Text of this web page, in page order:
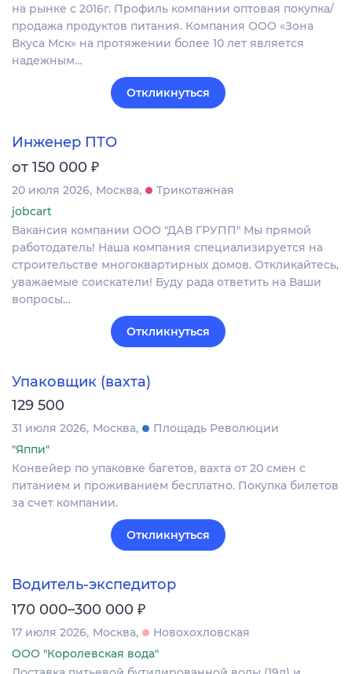
на рынке с 2016г. Профиль компании оптовая покупка/
продажа продуктов питания. Компания ООО «Зона
Вкуса Мск» на протяжении более 10 лет является
надежным…
Откликнуться
Инженер ПТО
от 150 000 ₽
20 июля 2026 Москва
Трикотажная
jobcart
Вакансия компании ООО "ДАВ ГРУПП" Мы прямой
работодатель! Наша компания специализируется на
строительстве многоквартирных домов. Откликайтесь,
уважаемые соискатели! Буду рада ответить на Ваши
вопросы…
Откликнуться
Упаковщик (вахта)
129 500
31 июля 2026 Москва
Площадь Революции
"Яппи"
Конвейер по упаковке багетов, вахта от 20 смен с
питанием и проживанием бесплатно. Покупка билетов
за счет компании.
Откликнуться
Водитель-экспедитор
170 000–300 000 ₽
17 июля 2026 Москва
Новохохловская
ООО "Королевская вода"